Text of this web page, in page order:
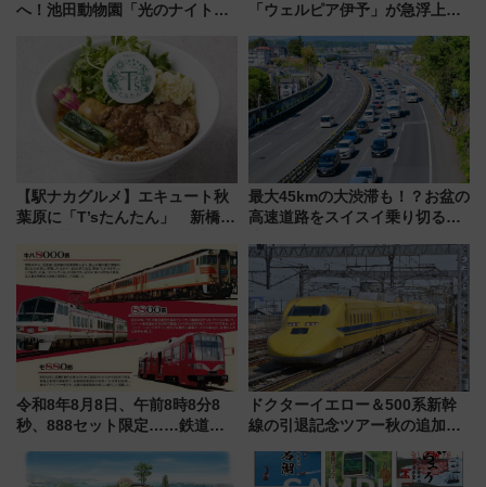
へ！池田動物園「光のナイトズ
「ウェルピア伊予」が急浮上！
で探る鉄道アクセスの未来
【駅ナカグルメ】エキュート秋
葉原に「T’sたんたん」 新橋に
饅」、オムライス専門店「肉と
たまご」新グルメ続々登場！
【2026年8月】
最大45kmの大渋滞も！？お盆の
高速道路をスイスイ乗り切る快
令和8年8月8日、午前8時8分8
秒、888セット限定……鉄道各
たち
ドクターイエロー＆500系新幹
線の引退記念ツアー秋の追加企
ホテル情報まとめ